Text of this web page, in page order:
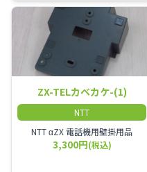
ZX-TELカベカケ-(1)
NTT
NTT αZX 電話機用壁掛用品
3,300円(税込)